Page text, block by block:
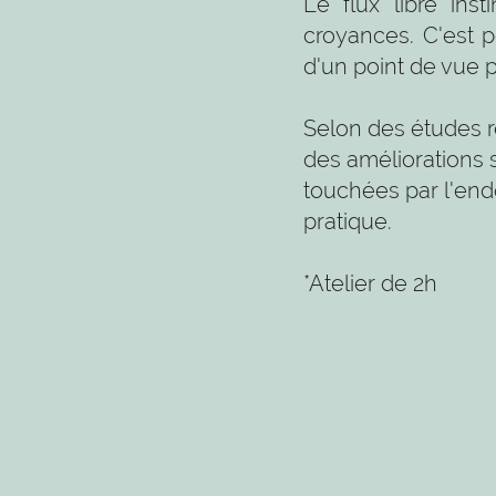
croyances. C'est
d'un point de vue
Selon des études
des améliorations
touchées par
pratique.
*Atelier de 2h